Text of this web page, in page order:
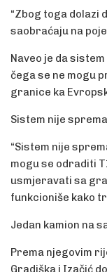
“Zbog toga dolazi
saobraćaju na
Naveo je da
čega se ne mogu
granice ka
Sistem nije
“Sistem nije
mogu se odraditi
usmjeravati sa
funkcioniše kako
Jedan kamion na
Prema njegovim
Gradiška i Izačić